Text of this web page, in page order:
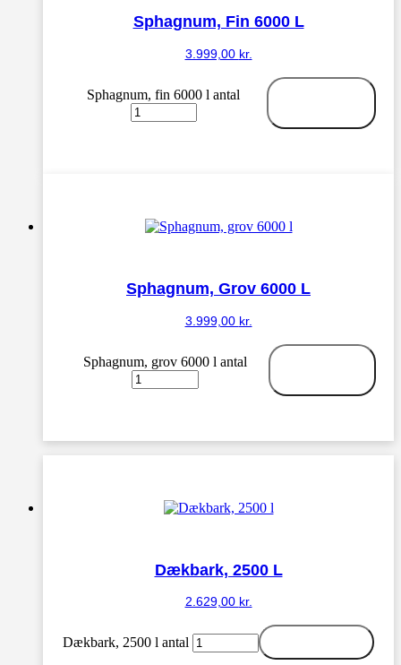
Sphagnum, Fin 6000 L
3.999,00 kr.
Sphagnum, fin 6000 l antal
Sphagnum, Grov 6000 L
3.999,00 kr.
Sphagnum, grov 6000 l antal
Dækbark, 2500 L
2.629,00 kr.
Dækbark, 2500 l antal